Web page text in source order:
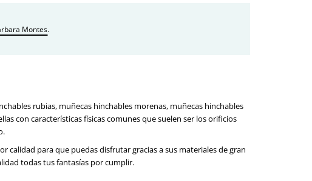
Montes.
rubias, muñecas hinchables morenas, muñecas hinchables
con características físicas comunes que suelen ser los orificios
calidad para que puedas disfrutar gracias a sus materiales de gran
todas tus fantasías por cumplir.